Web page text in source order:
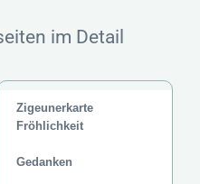
im Detail
Zigeunerkarte
Fröhlichkeit
Gedanken